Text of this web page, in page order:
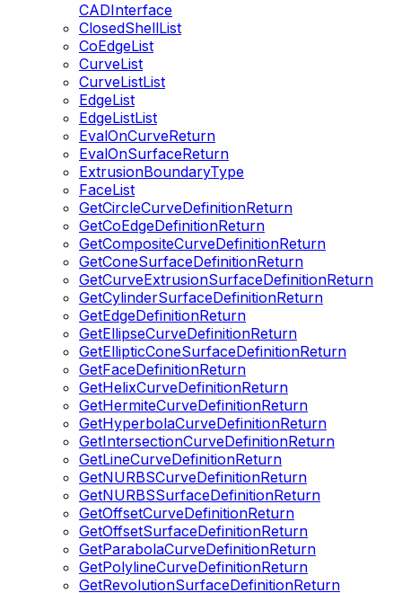
CADInterface
ClosedShellList
CoEdgeList
CurveList
CurveListList
EdgeList
EdgeListList
EvalOnCurveReturn
EvalOnSurfaceReturn
ExtrusionBoundaryType
FaceList
GetCircleCurveDefinitionReturn
GetCoEdgeDefinitionReturn
GetCompositeCurveDefinitionReturn
GetConeSurfaceDefinitionReturn
GetCurveExtrusionSurfaceDefinitionReturn
GetCylinderSurfaceDefinitionReturn
GetEdgeDefinitionReturn
GetEllipseCurveDefinitionReturn
GetEllipticConeSurfaceDefinitionReturn
GetFaceDefinitionReturn
GetHelixCurveDefinitionReturn
GetHermiteCurveDefinitionReturn
GetHyperbolaCurveDefinitionReturn
GetIntersectionCurveDefinitionReturn
GetLineCurveDefinitionReturn
GetNURBSCurveDefinitionReturn
GetNURBSSurfaceDefinitionReturn
GetOffsetCurveDefinitionReturn
GetOffsetSurfaceDefinitionReturn
GetParabolaCurveDefinitionReturn
GetPolylineCurveDefinitionReturn
GetRevolutionSurfaceDefinitionReturn